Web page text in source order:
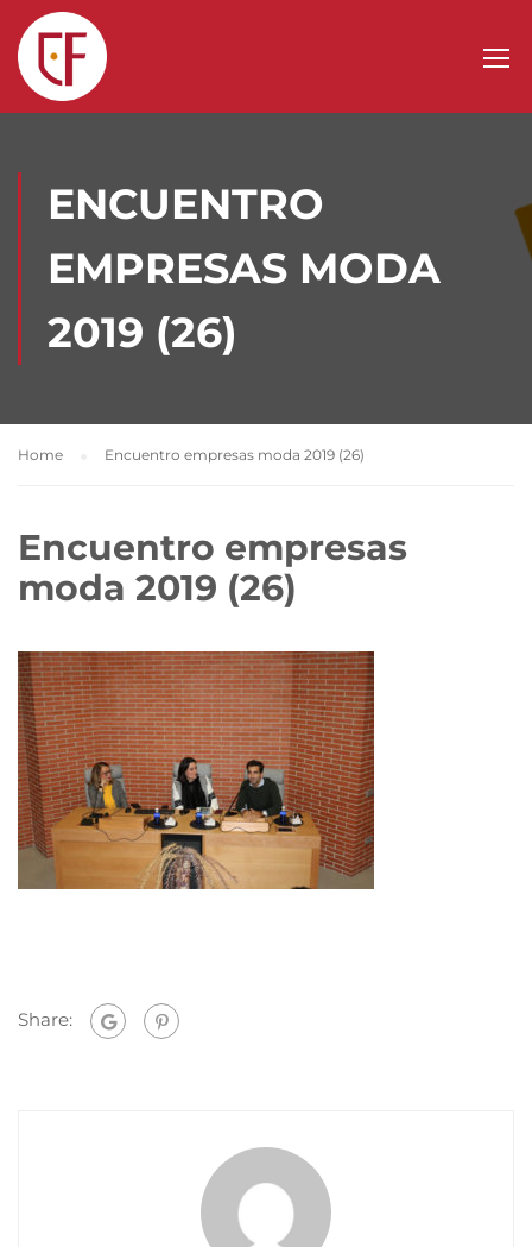
ENCUENTRO
EMPRESAS MODA
2019 (26)
Home Encuentro empresas moda 2019 (26)
Encuentro empresas
moda 2019 (26)
Share: